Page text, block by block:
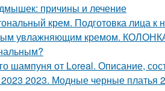
причины и лечение
крем. Подготовка лица к
увлажняющим кремом.
шампуня от Loreal. Описание,
2023. Модные черные платья